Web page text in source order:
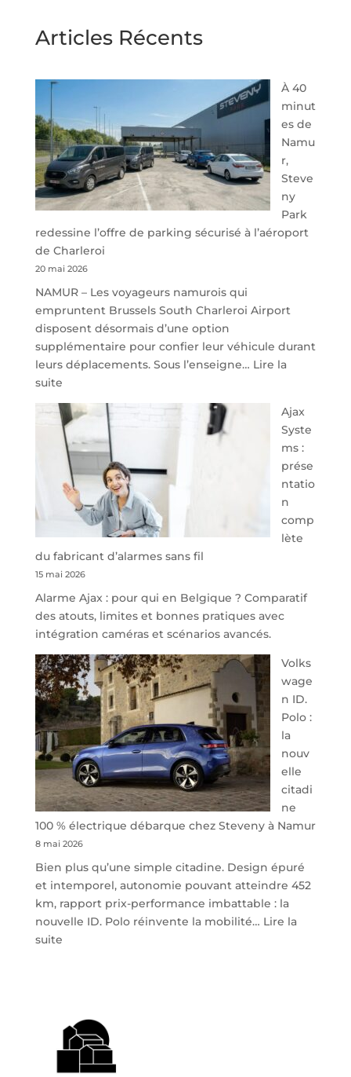
Articles Récents
À 40
minut
es de
Namu
r,
Steve
ny
Park
redessine l’offre de parking sécurisé à l’aéroport
de Charleroi
20 mai 2026
NAMUR – Les voyageurs namurois qui
empruntent Brussels South Charleroi Airport
disposent désormais d’une option
supplémentaire pour confier leur véhicule durant
leurs déplacements. Sous l’enseigne… Lire la
suite:
À
40
minutes
de
Namur,
Steveny
Park
redessine
de
parking
sécurisé
à
l’aéroport
de
Charleroi
Ajax
Syste
ms :
prése
ntatio
n
comp
lète
du fabricant d’alarmes sans fil
15 mai 2026
Alarme Ajax : pour qui en Belgique ? Comparatif
des atouts, limites et bonnes pratiques avec
intégration caméras et scénarios avancés.
Volks
wage
n ID.
Polo :
la
nouv
elle
citadi
ne
100 % électrique débarque chez Steveny à Namur
8 mai 2026
Bien plus qu’une simple citadine. Design épuré
et intemporel, autonomie pouvant atteindre 452
km, rapport prix-performance imbattable : la
nouvelle ID. Polo réinvente la mobilité… Lire la
suite:
la
nouvelle
citadine